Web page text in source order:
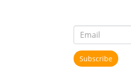
Subscribe